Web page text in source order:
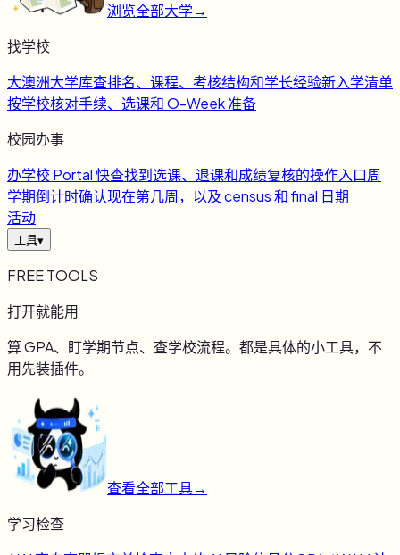
浏览全部大学→
找学校
大澳洲大学库查排名、课程、考核结构和学长经验新入学清单
按学校核对手续、选课和 O-Week 准备
校园办事
办学校 Portal 快查找到选课、退课和成绩复核的操作入口周
学期倒计时确认现在第几周，以及 census 和 final 日期
活动
工具▾
FREE TOOLS
打开就能用
算 GPA、盯学期节点、查学校流程。都是具体的小工具，不
用先装插件。
查看全部工具→
学习检查